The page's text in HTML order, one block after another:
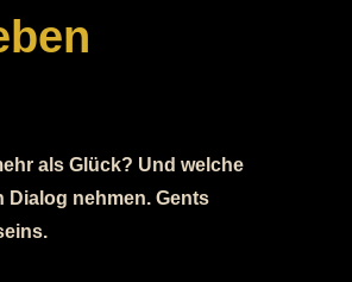
als Glück? Und welche
nehmen. Gents